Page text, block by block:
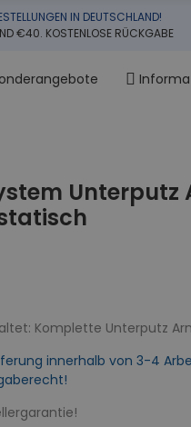
IN DEUTSCHLAND!
€40. KOSTENLOSE RÜCKGABE
Unterputz
Komplette Unterputz
innerhalb von 3-4